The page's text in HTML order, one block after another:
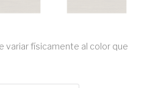
variar físicamente al color que